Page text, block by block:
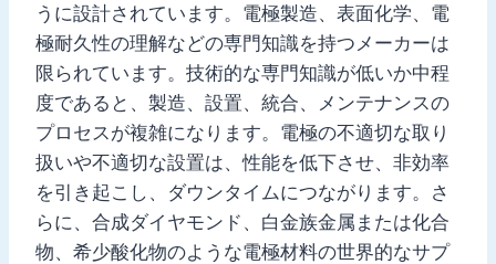
うに設計されています。電極製造、表面化学、電
極耐久性の理解などの専門知識を持つメーカーは
限られています。技術的な専門知識が低いか中程
度であると、製造、設置、統合、メンテナンスの
プロセスが複雑になります。電極の不適切な取り
扱いや不適切な設置は、性能を低下させ、非効率
を引き起こし、ダウンタイムにつながります。さ
らに、合成ダイヤモンド、白金族金属または化合
物、希少酸化物のような電極材料の世界的なサプ